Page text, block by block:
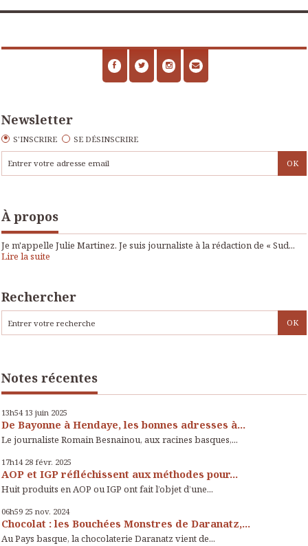
Newsletter
S'INSCRIRE SE DÉSINSCRIRE
À propos
Je m'appelle Julie Martinez. Je suis journaliste à la rédaction de « Sud...
Lire la suite
Rechercher
Notes récentes
13h54 13 juin 2025
De Bayonne à Hendaye, les bonnes adresses à...
Le journaliste Romain Besnainou, aux racines basques,...
17h14 28 févr. 2025
AOP et IGP réfléchissent aux méthodes pour...
Huit produits en AOP ou IGP ont fait l’objet d’une...
06h59 25 nov. 2024
Chocolat : les Bouchées Monstres de Daranatz,...
Au Pays basque, la chocolaterie Daranatz vient de...